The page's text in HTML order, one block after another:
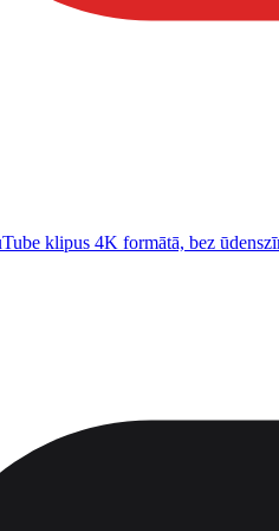
klipus 4K formātā, bez